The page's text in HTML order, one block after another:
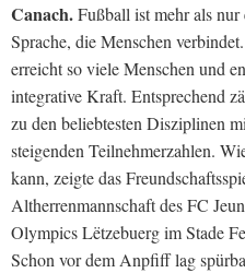
Canach.Fußball ist mehr als
Sprache, die Menschen
erreicht so viele Menschen und
integrative Kraft. Entsprechend
zu den beliebtesten Disziplinen
steigenden Teilnehmerzahlen.
kann, zeigte das
Altherrenmannschaft des FC
Olympics Lëtzebuerg im Stade
Schon vor dem Anpfiff lag